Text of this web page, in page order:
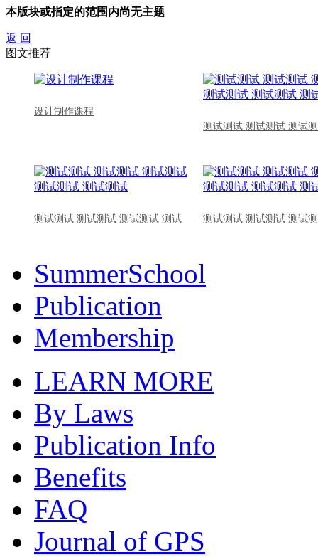
本版块或指定的范围内尚无主题
返 回
图文推荐
设计制作课程
测试测试 测试测试 测试
测试测试 测试测试 测试测试 测试 测试测试 测试测试 测试
SummerSchool
Publication
Membership
LEARN MORE
By Laws
Publication Info
Benefits
FAQ
Journal of GPS